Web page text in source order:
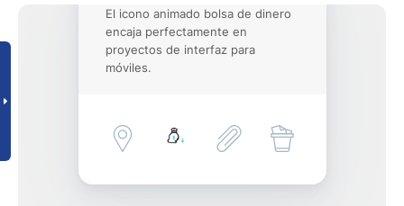
El icono animado bolsa de dinero
encaja perfectamente en
proyectos de interfaz para
móviles.